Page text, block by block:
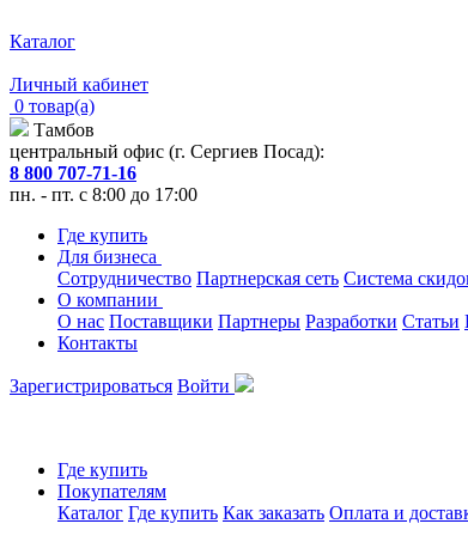
Каталог
Личный кабинет
0 товар(а)
Тамбов
центральный офис (г. Сергиев Посад):
8 800 707-71-16
пн. - пт. с 8:00 до 17:00
Где купить
Для бизнеса
Сотрудничество Партнерская сеть Система
О компании
О нас Поставщики Партнеры Разработки Статьи
Контакты
Зарегистрироваться Войти
Где купить
Покупателям
Каталог Где купить Как заказать Оплата и